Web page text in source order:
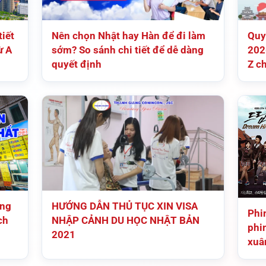
A
Nên chọn Nhật hay Hàn để đi làm
sớm? So sánh chi tiết để dễ dàng
quyết định
Z
HƯỚNG DẪN THỦ TỤC XIN VISA
NHẬP CẢNH DU HỌC NHẬT BẢN
2021